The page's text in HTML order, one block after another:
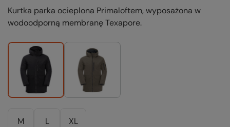
Kurtka parka ocieplona Primaloftem, wyposażona w
wodoodporną membranę Texapore.
M L XL